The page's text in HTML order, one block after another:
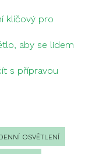
klíčový pro
aby se lidem
s přípravou
OSVĚTLENÍ